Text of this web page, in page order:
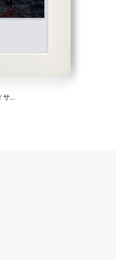
『AMERICAN VINTAGE』ロティサリーマシン付属セット FRONTISTAR 焚き火台 フラット